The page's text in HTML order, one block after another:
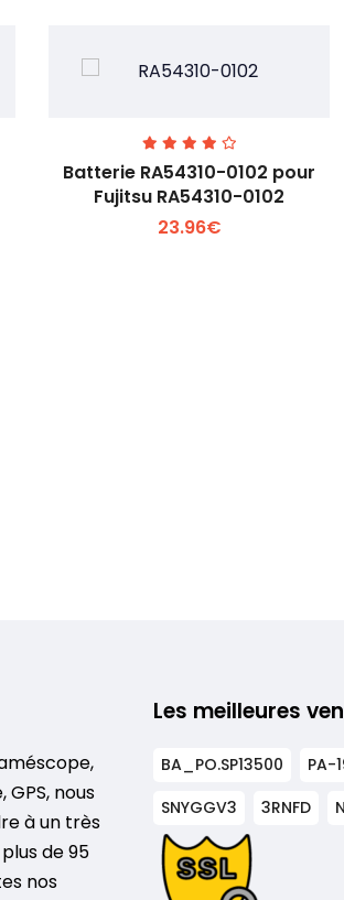
Voir plus +
Batterie RA54310-0102 pour
Fujitsu RA54310-0102
23.96€
nous
à un très
de 95
nos
Les meilleures
BA_PO.SP13500 PA-
SNYGGV3
3RNFD